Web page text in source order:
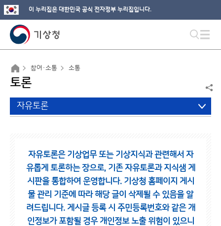
이 누리집은 대한민국 공식 전자정부 누리집입니다.
참여·소통 소통
토론
자유토론
자유토론은 기상업무 또는 기상지식과 관련해서 자
유롭게 토론하는 장으로, 기존 자유토론과 지식샘 게
시판을 통합하여 운영합니다. 기상청 홈페이지 게시
물 관리 기준에 따라 해당 글이 삭제될 수 있음을 알
려드립니다. 게시글 등록 시 주민등록번호와 같은 개
인정보가 포함될 경우 개인정보 노출 위험이 있으니